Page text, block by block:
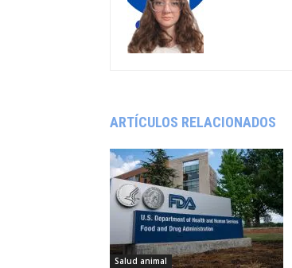
ARTÍCULOS RELACIONADOS
Salud animal